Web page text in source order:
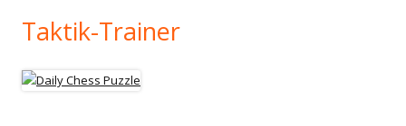
Taktik-Trainer